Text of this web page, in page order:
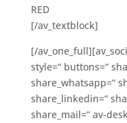
RED
[/av_textblock]
[/
style=“ buttons=“
share_whatsapp=“
share_linkedin=“
share_mail=“ av-